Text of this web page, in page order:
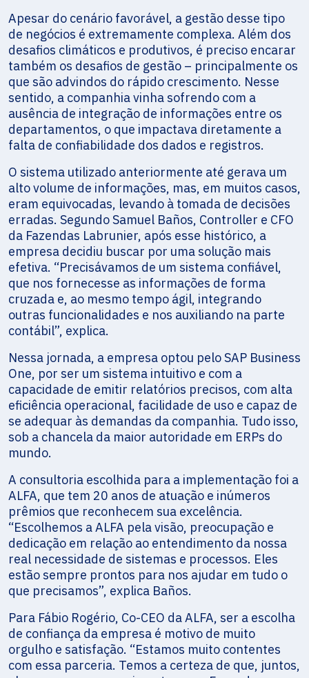
Apesar do cenário favorável, a gestão desse tipo
de negócios é extremamente complexa. Além dos
desafios climáticos e produtivos, é preciso encarar
também os desafios de gestão – principalmente os
que são advindos do rápido crescimento. Nesse
sentido, a companhia vinha sofrendo com a
ausência de integração de informações entre os
departamentos, o que impactava diretamente a
falta de confiabilidade dos dados e registros.
O sistema utilizado anteriormente até gerava um
alto volume de informações, mas, em muitos casos,
eram equivocadas, levando à tomada de decisões
erradas. Segundo Samuel Baños, Controller e CFO
da Fazendas Labrunier, após esse histórico, a
empresa decidiu buscar por uma solução mais
efetiva. “Precisávamos de um sistema confiável,
que nos fornecesse as informações de forma
cruzada e, ao mesmo tempo ágil, integrando
outras funcionalidades e nos auxiliando na parte
contábil”, explica.
Nessa jornada, a empresa optou pelo SAP Business
One, por ser um sistema intuitivo e com a
capacidade de emitir relatórios precisos, com alta
eficiência operacional, facilidade de uso e capaz de
se adequar às demandas da companhia. Tudo isso,
sob a chancela da maior autoridade em ERPs do
mundo.
A consultoria escolhida para a implementação foi a
ALFA, que tem 20 anos de atuação e inúmeros
prêmios que reconhecem sua excelência.
“Escolhemos a ALFA pela visão, preocupação e
dedicação em relação ao entendimento da nossa
real necessidade de sistemas e processos. Eles
estão sempre prontos para nos ajudar em tudo o
que precisamos”, explica Baños.
Para Fábio Rogério, Co-CEO da ALFA, ser a escolha
de confiança da empresa é motivo de muito
orgulho e satisfação. “Estamos muito contentes
com essa parceria. Temos a certeza de que, juntos,